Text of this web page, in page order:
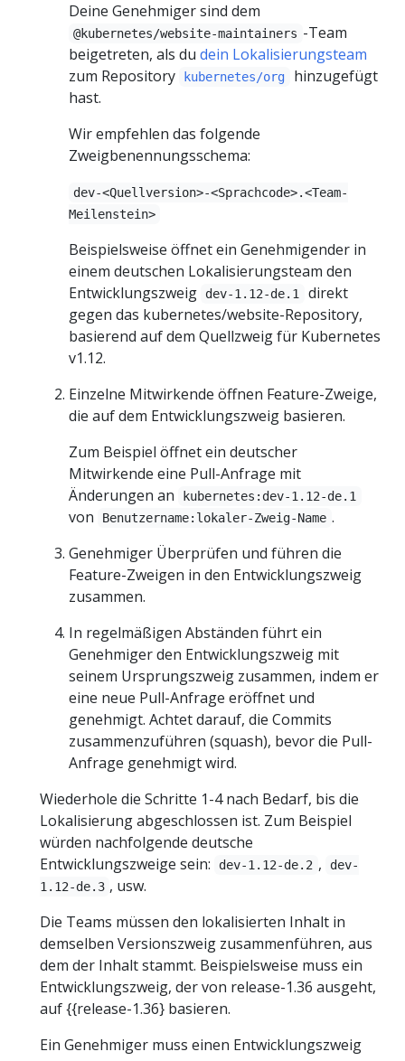
Deine Genehmiger sind dem
@kubernetes/website-maintainers -Team
beigetreten, als du dein Lokalisierungsteam
zum Repository
kubernetes/org
hinzugefügt
hast.
Wir empfehlen das folgende
Zweigbenennungsschema:
dev-<Quellversion>-<Sprachcode>.<Team-
Meilenstein>
Beispielsweise öffnet ein Genehmigender in
einem deutschen Lokalisierungsteam den
Entwicklungszweig
dev-1.12-de.1
direkt
gegen das kubernetes/website-Repository,
basierend auf dem Quellzweig für Kubernetes
v1.12.
Einzelne Mitwirkende öffnen Feature-Zweige,
die auf dem Entwicklungszweig basieren.
Zum Beispiel öffnet ein deutscher
Mitwirkende eine Pull-Anfrage mit
Änderungen an
kubernetes:dev-1.12-de.1
von Benutzername:lokaler-Zweig-Name .
Genehmiger Überprüfen und führen die
Feature-Zweigen in den Entwicklungszweig
zusammen.
In regelmäßigen Abständen führt ein
Genehmiger den Entwicklungszweig mit
seinem Ursprungszweig zusammen, indem er
eine neue Pull-Anfrage eröffnet und
genehmigt. Achtet darauf, die Commits
zusammenzuführen (squash), bevor die Pull-
Anfrage genehmigt wird.
Wiederhole die Schritte 1-4 nach Bedarf, bis die
Lokalisierung abgeschlossen ist. Zum Beispiel
würden nachfolgende deutsche
Entwicklungszweige sein:
dev-1.12-de.2 ,
dev-
1.12-de.3 , usw.
Die Teams müssen den lokalisierten Inhalt in
demselben Versionszweig zusammenführen, aus
dem der Inhalt stammt. Beispielsweise muss ein
Entwicklungszweig, der von release-1.36 ausgeht,
auf {{release-1.36} basieren.
Ein Genehmiger muss einen Entwicklungszweig